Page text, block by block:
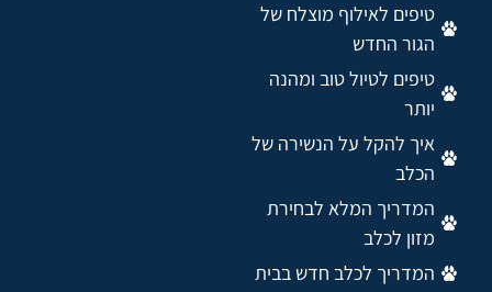
טיפים לאילוף מוצלח של
הגור החדש
טיפים לטיול טוב ומהנה
יותר
איך להקל על הנשירה של
הכלב
המדריך המלא לבחירת
מזון לכלב
המדריך לכלב חדש בבית